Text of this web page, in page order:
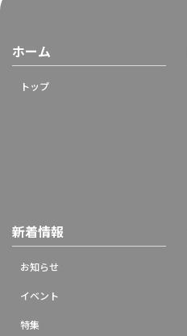
ホーム
トップ
新着情報
お知らせ
イベント
特集